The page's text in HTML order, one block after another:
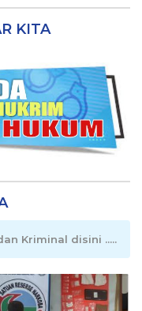
KITA
Kriminal disini .....